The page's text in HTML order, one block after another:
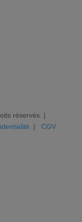
réservés. |
|CGV